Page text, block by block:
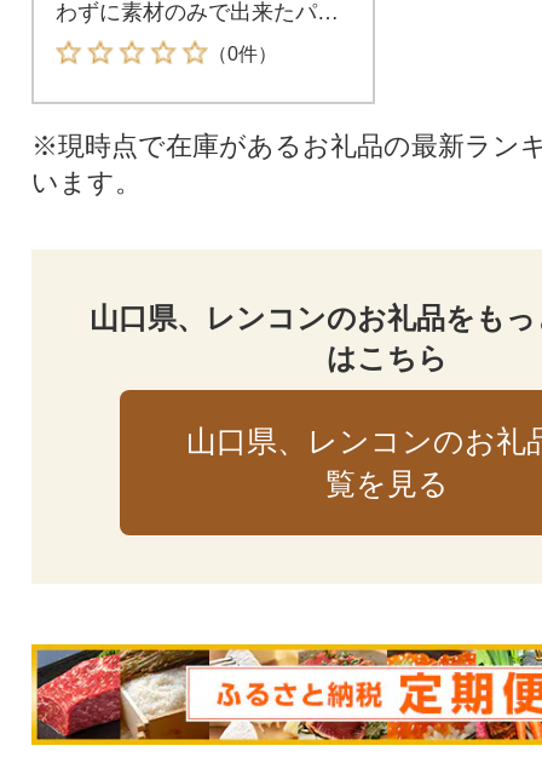
わずに素材のみで出来たパリ
パリ、サクサクの美味しいパ
リパリチップスです。
（0件）
※現時点で在庫があるお礼品の最新ラン
います。
山口県、レンコンのお礼品をも
はこちら
山口県、レンコンのお礼
覧を見る